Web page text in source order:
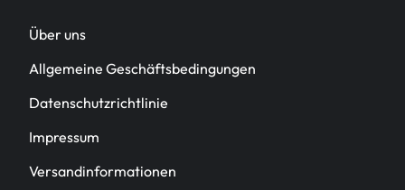
Über uns
Allgemeine Geschäftsbedingungen
Datenschutzrichtlinie
Impressum
Versandinformationen